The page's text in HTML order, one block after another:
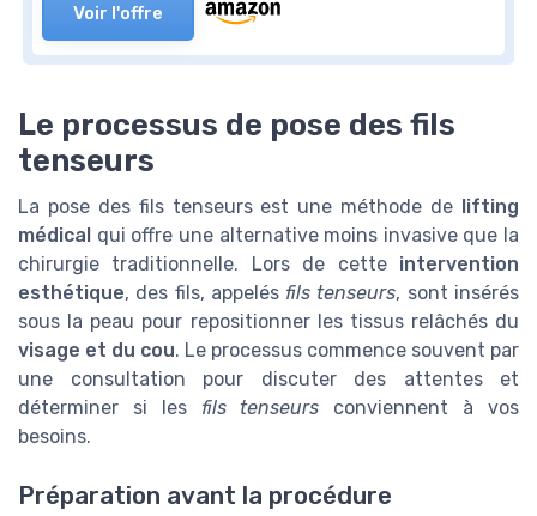
Voir l'offre
Le processus de pose des fils
tenseurs
La pose des fils tenseurs est une méthode de
lifting
médical qui offre une alternative moins invasive que la
chirurgie traditionnelle. Lors de cette intervention
esthétique, des fils, appelés fils tenseurs, sont insérés
sous la peau pour repositionner les tissus relâchés du
visage et du cou. Le processus commence souvent par
une consultation pour discuter des attentes et
déterminer si les fils tenseurs conviennent à vos
besoins.
Préparation avant la procédure